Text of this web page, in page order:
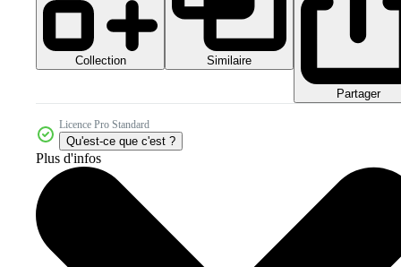
Collection Similaire
Partager
Licence Pro Standard
Qu'est-ce que c'est ?
Plus d'infos